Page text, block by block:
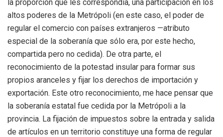
la proporción que les correspondía, una participación en los
altos poderes de la Metrópoli (en este caso, el poder de
regular el comercio con países extranjeros —atributo
especial de la soberanía que sólo era, por este hecho,
compartida pero no cedida). De otra parte, el
reconocimiento de la potestad insular para formar sus
propios aranceles y fijar los derechos de importación y
exportación. Este otro reconocimiento, me hace pensar que
la soberanía estatal fue cedida por la Metrópoli a la
provincia. La fijación de impuestos sobre la entrada y salida
de artículos en un territorio constituye una forma de regular